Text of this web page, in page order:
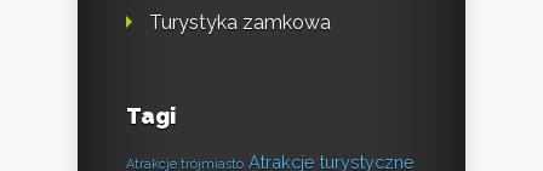
Turystyka zamkowa
Tagi
Atrakcje trójmiasto Atrakcje turystyczne